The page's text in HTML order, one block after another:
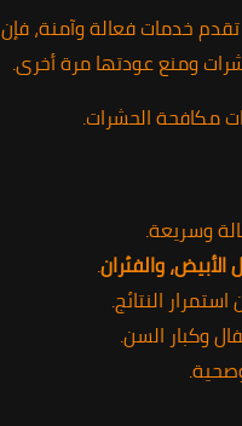
خدمات فعالة وآمنة، فإن
ومنع عودتها مرة أخرى.
مكافحة الحشرات.
وسريعة.
الأبيض، والفئران.
النتائج.
وكبار السن.